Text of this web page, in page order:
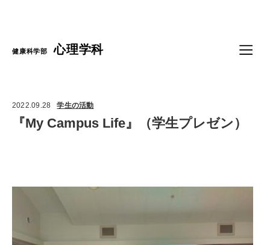
健康科学部 心理学科
2022.09.28 学生の活動
『My Campus Life』（学生プレゼン）